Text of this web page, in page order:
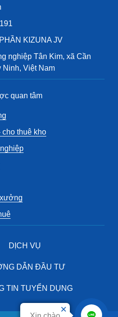
KIZUNA JV
nghiệp Tân Kim, xã Cần
Ninh, Việt Nam
quan tâm
cho thuê kho
DỊCH VỤ
DẪN ĐẦU TƯ
TIN TUYỂN DỤNG